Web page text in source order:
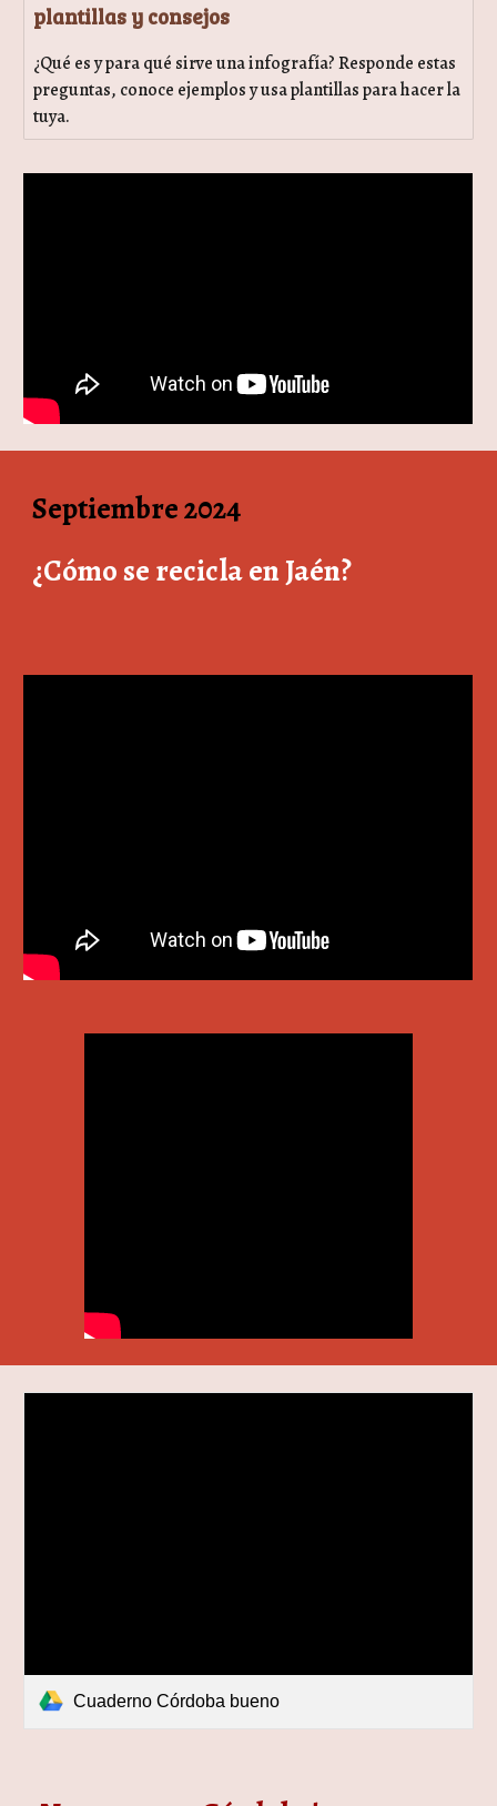
plantillas y consejos
¿Qué es y para qué sirve una infografía? Responde estas
preguntas, conoce ejemplos y usa plantillas para hacer la
tuya.
Septiembre 2024
¿Cómo se recicla en Jaén?
Cuaderno Córdoba bueno